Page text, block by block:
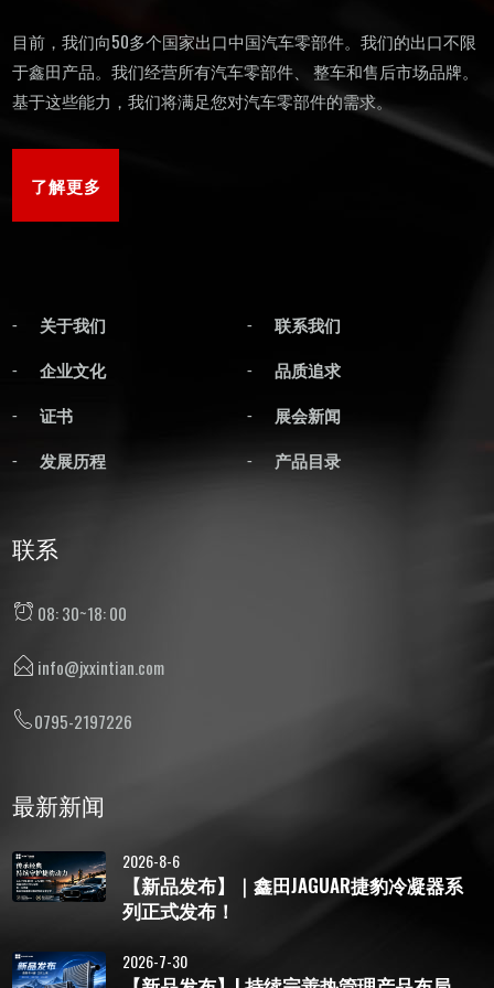
目前，我们向50多个国家出口中国汽车零部件。我们的出口不限
于鑫田产品。我们经营所有汽车零部件、 整车和售后市场品牌。
基于这些能力，我们将满足您对汽车零部件的需求。
了解更多
关于我们
联系我们
企业文化
品质追求
证书
展会新闻
发展历程
产品目录
联系
08: 30~18: 00
info@jxxintian.com
0795-2197226
最新新闻
2026-8-6
【新品发布】｜鑫田JAGUAR捷豹冷凝器系
列正式发布！
2026-7-30